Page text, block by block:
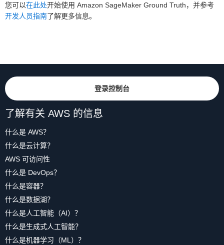
您可以在此处开始使用 Amazon SageMaker Ground Truth，并参考
开发人员指南了解更多信息。
登录控制台
了解有关 AWS 的信息
什么是 AWS？
什么是云计算？
AWS 可访问性
什么是 DevOps？
什么是容器？
什么是数据湖？
什么是人工智能（AI）？
什么是生成式人工智能？
什么是机器学习（ML）？